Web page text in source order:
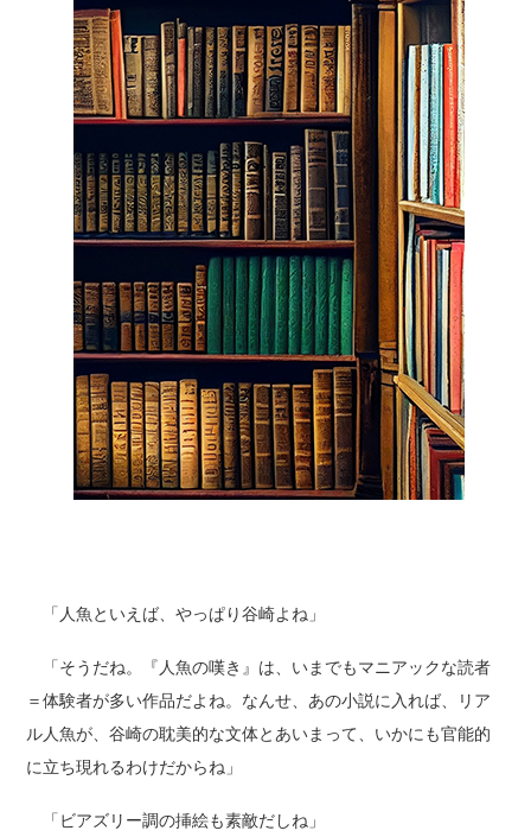
「人魚といえば、やっぱり谷崎よね」
「そうだね。『人魚の嘆き』は、いまでもマニアックな読者
＝体験者が多い作品だよね。なんせ、あの小説に入れば、リア
ル人魚が、谷崎の耽美的な文体とあいまって、いかにも官能的
に立ち現れるわけだからね」
「ビアズリー調の挿絵も素敵だしね」